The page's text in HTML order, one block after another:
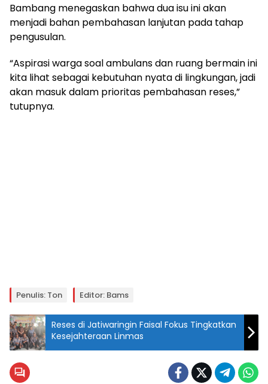
Bambang menegaskan bahwa dua isu ini akan
menjadi bahan pembahasan lanjutan pada tahap
pengusulan.
“Aspirasi warga soal ambulans dan ruang bermain ini
kita lihat sebagai kebutuhan nyata di lingkungan, jadi
akan masuk dalam prioritas pembahasan reses,”
tutupnya.
Penulis: Ton Editor: Bams
Reses di Jatiwaringin Faisal Fokus Tingkatkan
Kesejahteraan Linmas